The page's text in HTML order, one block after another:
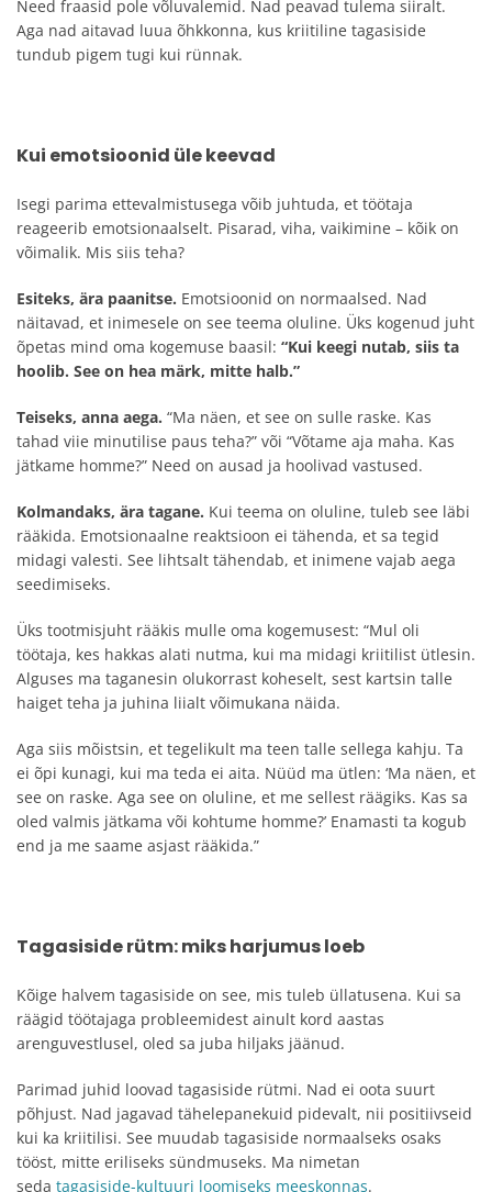
Need fraasid pole võluvalemid. Nad peavad tulema siiralt.
Aga nad aitavad luua õhkkonna, kus kriitiline tagasiside
tundub pigem tugi kui rünnak.
Kui emotsioonid üle keevad
Isegi parima ettevalmistusega võib juhtuda, et töötaja
reageerib emotsionaalselt. Pisarad, viha, vaikimine – kõik on
võimalik. Mis siis teha?
Esiteks, ära paanitse. Emotsioonid on normaalsed. Nad
näitavad, et inimesele on see teema oluline. Üks kogenud juht
õpetas mind oma kogemuse baasil: “Kui keegi nutab, siis ta
hoolib. See on hea märk, mitte halb.”
Teiseks, anna aega. “Ma näen, et see on sulle raske. Kas
tahad viie minutilise paus teha?” või “Võtame aja maha. Kas
jätkame homme?” Need on ausad ja hoolivad vastused.
Kolmandaks, ära tagane. Kui teema on oluline, tuleb see läbi
rääkida. Emotsionaalne reaktsioon ei tähenda, et sa tegid
midagi valesti. See lihtsalt tähendab, et inimene vajab aega
seedimiseks.
Üks tootmisjuht rääkis mulle oma kogemusest: “Mul oli
töötaja, kes hakkas alati nutma, kui ma midagi kriitilist ütlesin.
Alguses ma taganesin olukorrast koheselt, sest kartsin talle
haiget teha ja juhina liialt võimukana näida.
Aga siis mõistsin, et tegelikult ma teen talle sellega kahju. Ta
ei õpi kunagi, kui ma teda ei aita. Nüüd ma ütlen: ‘Ma näen, et
see on raske. Aga see on oluline, et me sellest räägiks. Kas sa
oled valmis jätkama või kohtume homme?’ Enamasti ta kogub
end ja me saame asjast rääkida.”
Tagasiside rütm: miks harjumus loeb
Kõige halvem tagasiside on see, mis tuleb üllatusena. Kui sa
räägid töötajaga probleemidest ainult kord aastas
arenguvestlusel, oled sa juba hiljaks jäänud.
Parimad juhid loovad tagasiside rütmi. Nad ei oota suurt
põhjust. Nad jagavad tähelepanekuid pidevalt, nii positiivseid
kui ka kriitilisi. See muudab tagasiside normaalseks osaks
tööst, mitte eriliseks sündmuseks. Ma nimetan
seda tagasiside-kultuuri loomiseks meeskonnas.